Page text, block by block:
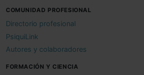
COMUNIDAD PROFESIONAL
Directorio profesional
PsiquiLink
Autores y colaboradores
FORMACIÓN Y CIENCIA